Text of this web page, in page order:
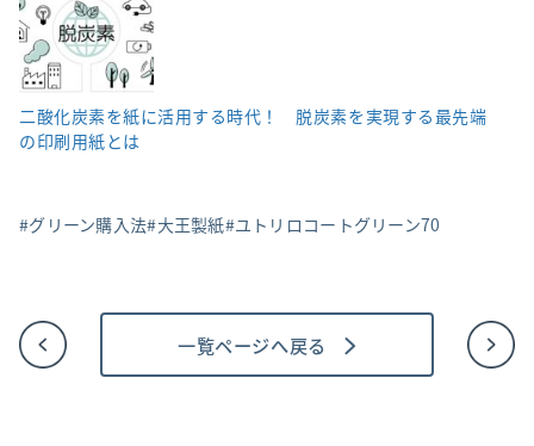
二酸化炭素を紙に活用する時代！ 脱炭素を実現する最先端
の印刷用紙とは
グリーン購入法 大王製紙 ユトリロコートグリーン70
一覧ページへ戻る